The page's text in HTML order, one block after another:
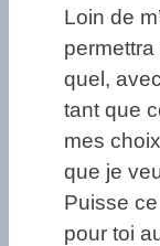
Loin de
quel,
tant que
mes
que je
Puisse
pour toi